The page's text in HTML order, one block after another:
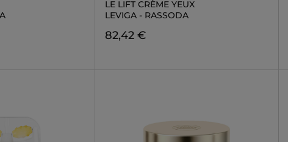
LE LIFT CRÈME YEUX
LEVIGA - RASSODA
82,42 €